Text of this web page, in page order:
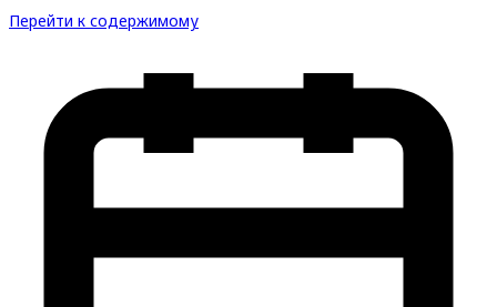
Перейти к содержимому